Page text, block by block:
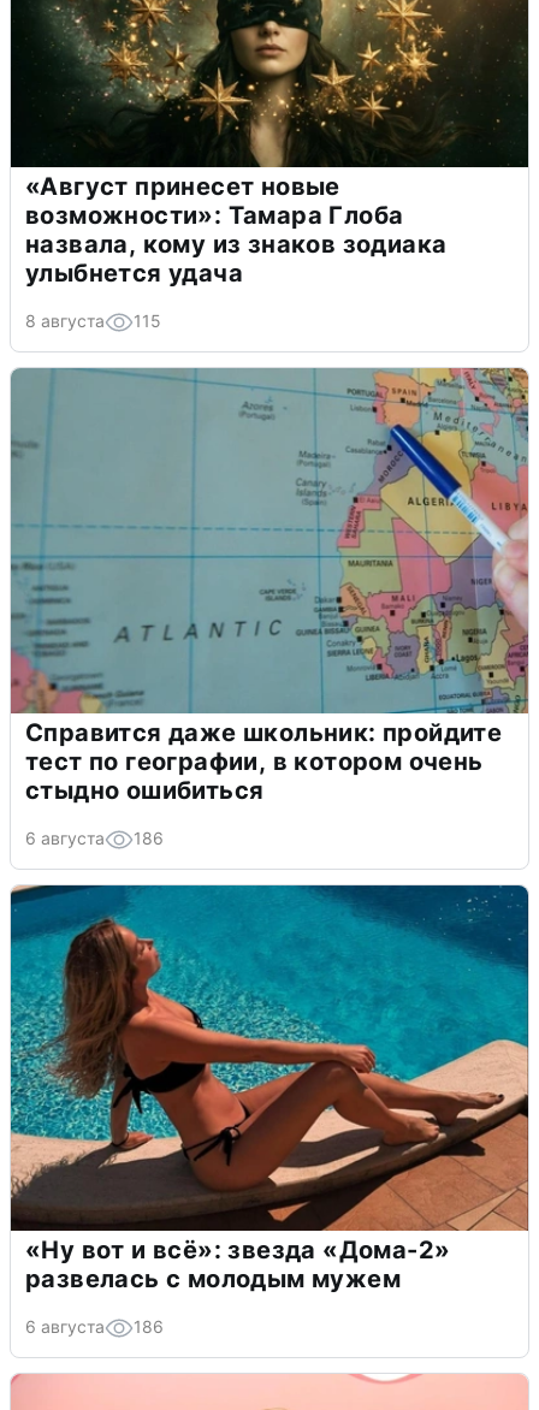
«Август принесет новые
возможности»: Тамара Глоба
назвала, кому из знаков зодиака
улыбнется удача
8 августа 115
Справится даже школьник: пройдите
тест по географии, в котором очень
стыдно ошибиться
6 августа 186
«Ну вот и всё»: звезда «Дома-2»
развелась с молодым мужем
6 августа 186